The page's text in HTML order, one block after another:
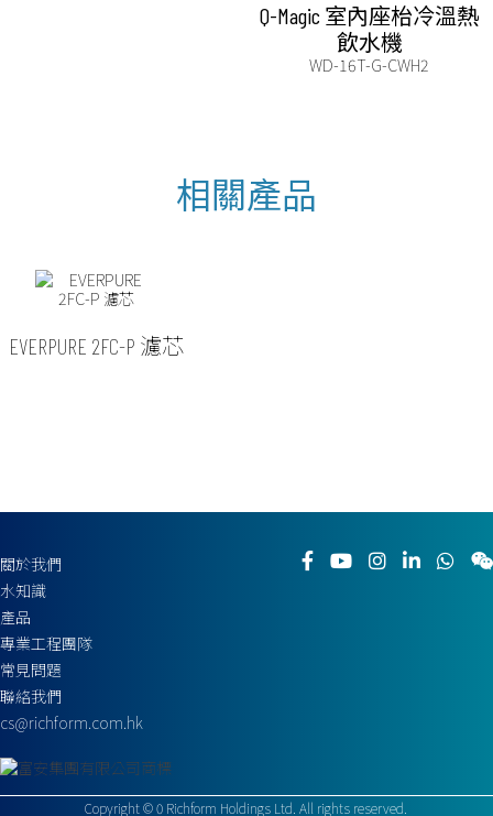
Q-Magic 室內座枱冷溫熱
飲水機
WD-16T-G-CWH2
EVERPURE 2FC-P 濾芯
關於我們
水知識
產品
專業工程團隊
常見問題
聯絡我們
cs@richform.com.hk
Copyright ©0 Richform Holdings Ltd. All rights reserved.